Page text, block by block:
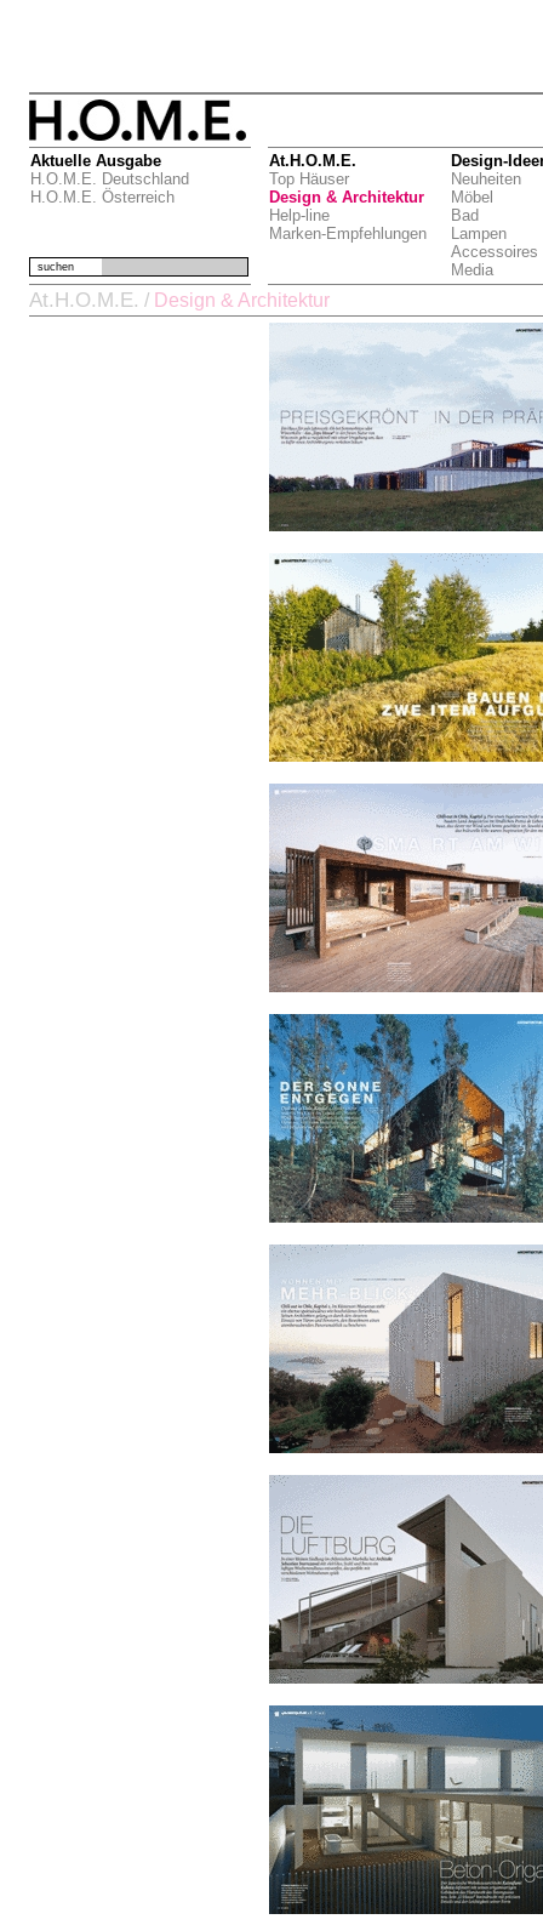
Aktuelle Ausgabe
H.O.M.E. Deutschland
H.O.M.E. Österreich
At.H.O.M.E.
Top Häuser
Design & Architektur
Help-line
Marken-Empfehlungen
Design-
Neuheiten
Möbel
Bad
Lampen
Accessoires
Media
suchen
At.H.O.M.E. / Design & Architektur